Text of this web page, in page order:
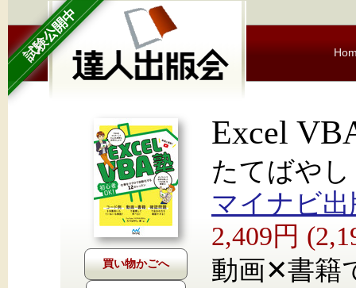
試験公開中
Excel
たてばやし
マイナビ出
2,409円
動画✕書籍